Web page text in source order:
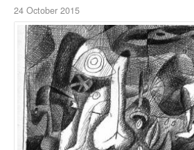
24 October 2015